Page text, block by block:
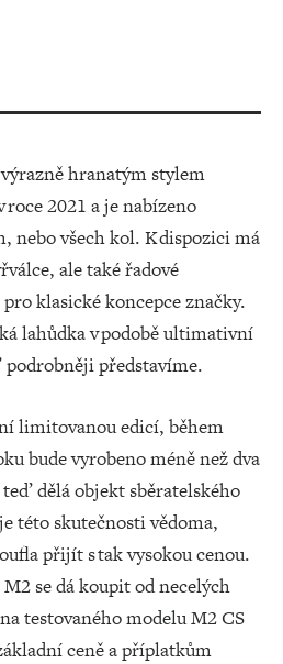
hranatým stylem
2021 a je nabízeno
nebo všech kol. K dispozici má
ale také řadové
klasické koncepce značky.
lahůdka v podobě ultimativní
představíme.
limitovanou edicí, během
bude vyrobeno méně než dva
dělá objekt sběratelského
této skutečnosti vědoma,
přijít s tak vysokou cenou.
se dá koupit od necelých
testovaného modelu M2 CS
ceně a příplatkům